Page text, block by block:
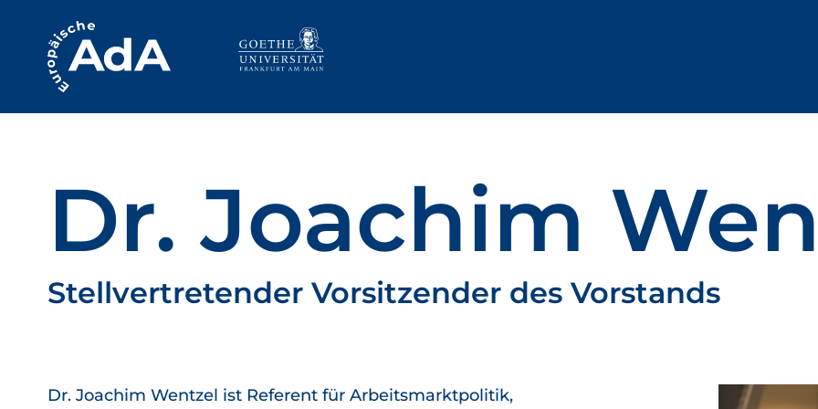
Dr. Joachim
Stellvertretender Vorsitzender des Vorstands
Dr. Joachim Wentzel ist Referent für Arbeitsmarktpolitik,